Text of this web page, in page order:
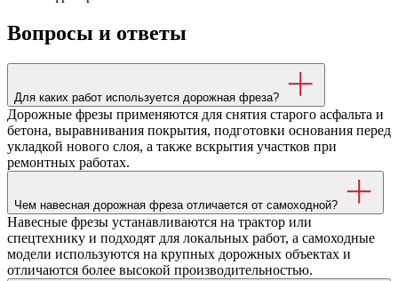
Вопросы и ответы
Для каких работ используется дорожная фреза?
Дорожные фрезы применяются для снятия старого асфальта и
бетона, выравнивания покрытия, подготовки основания перед
укладкой нового слоя, а также вскрытия участков при
ремонтных работах.
Чем навесная дорожная фреза отличается от самоходной?
Навесные фрезы устанавливаются на трактор или
спецтехнику и подходят для локальных работ, а самоходные
модели используются на крупных дорожных объектах и
отличаются более высокой производительностью.